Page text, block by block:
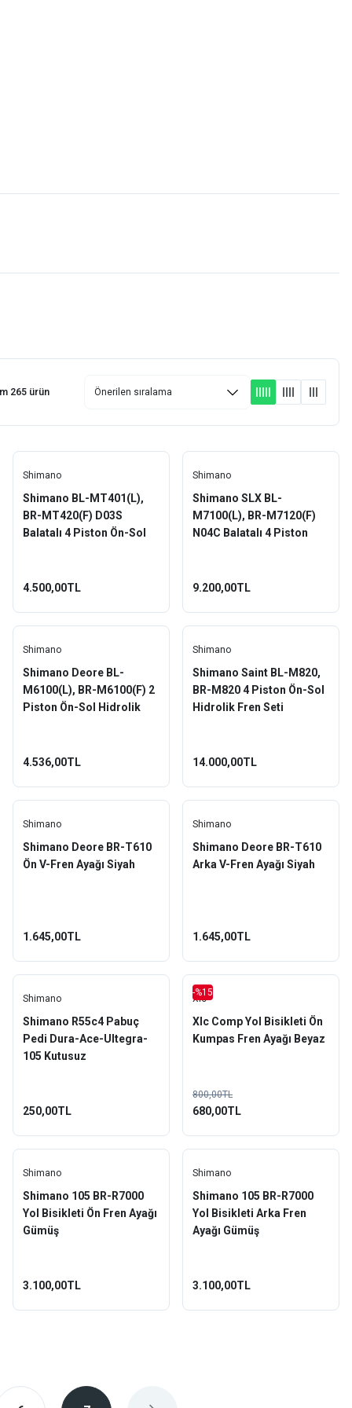
265 ürün
Shimano
Shimano BL-MT401(L),
BR-MT420(F) D03S
Balatalı 4 Piston Ön-Sol
4.500,00TL
Shimano
Shimano SLX BL-
M7100(L), BR-M7120(F)
N04C Balatalı 4 Piston
9.200,00TL
Shimano
Shimano Deore BL-
M6100(L), BR-M6100(F) 2
Piston Ön-Sol Hidrolik
4.536,00TL
Shimano
Shimano Saint BL-M820,
BR-M820 4 Piston Ön-Sol
Hidrolik Fren Seti
14.000,00TL
Shimano
Shimano Deore BR-T610
Ön V-Fren Ayağı Siyah
1.645,00TL
Shimano
Shimano Deore BR-T610
Arka V-Fren Ayağı Siyah
1.645,00TL
Shimano
Shimano R55c4 Pabuç
Pedi Dura-Ace-Ultegra-
105 Kutusuz
250,00TL
-%15
Xlc
Xlc Comp Yol Bisikleti Ön
Kumpas Fren Ayağı Beyaz
800,00TL
680,00TL
Shimano
Shimano 105 BR-R7000
Yol Bisikleti Ön Fren Ayağı
Gümüş
3.100,00TL
Shimano
Shimano 105 BR-R7000
Yol Bisikleti Arka Fren
Ayağı Gümüş
3.100,00TL